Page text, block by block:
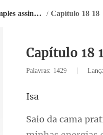
O Contrato - Uma simples assinatura pode mudar tudo! / Capítulo 18 18
Capítulo 18
Palavras: 1429 |
I